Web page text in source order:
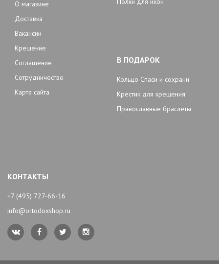
О магазине
Доставка
Вакансии
Крещение
Соглашение
Сотрудничество
Карта сайта
В ПОДАРОК
Кольцо Спаси и сохрани
Крестик для крещения
Православные браслеты
КОНТАКТЫ
+7 (495) 727-66-16
info@ortodoxshop.ru